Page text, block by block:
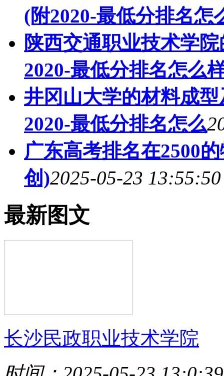
(附2020-最低分排名怎
陕西交通职业技术学
2020-最低分排名怎么
井冈山大学的材料成
2020-最低分排名怎么
广东高考排名在2500
创)2025-05-23 13:55:50
最新图文
长沙民政职业技术学院